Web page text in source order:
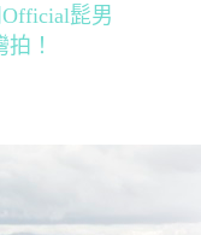
髭男
！